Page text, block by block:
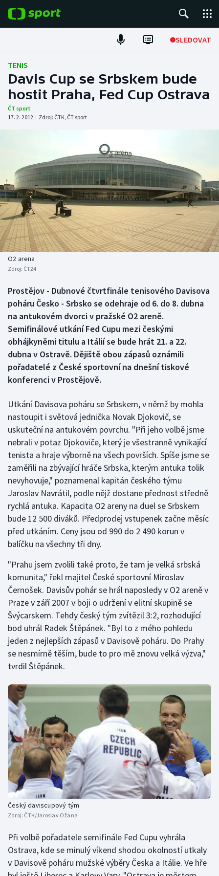
SLEDOVAT
Fotbal
Hokej
Tenis
DALŠÍ SPORTY
Americký fotbal
Baseball a softbal
Basketbal
Biatlon
Boby a skeleton
Box
Curling
Dostihy
Futsal
Golf
Gymnastika
Házená
Jezdectví
Judo
Lezení
Lyže a snowboard
Moderní pětiboj
Motorsport
Olympijské hry
Parasport
Plavání
Plážový volejbal
Ragby
Rychlobruslení
Rychlostní kanoistika
Short track
Sportovní střelba
NEPŘEHLÉDNĚTE
Soutěže
Historické návraty
Aplikace ČT sport
AZ kvíz
TENIS
Davis Cup se Srbskem bude
hostit Praha, Fed Cup Ostrava
ČT sport
17. 2. 2012 | Zdroj: ČTK, ČT sport
O2 arena
Zdroj: ČT24
Prostějov - Dubnové čtvrtfinále tenisového Davisova
poháru Česko - Srbsko se odehraje od 6. do 8. dubna
na antukovém dvorci v pražské O2 areně.
Semifinálové utkání Fed Cupu mezi českými
obhájkyněmi titulu a Itálií se bude hrát 21. a 22.
dubna v Ostravě. Dějiště obou zápasů oznámili
pořadatelé z České sportovní na dnešní tiskové
konferenci v Prostějově.
Utkání Davisova poháru se Srbskem, v němž by mohla
nastoupit i světová jednička Novak Djokovič, se
uskuteční na antukovém povrchu. "Při jeho volbě jsme
nebrali v potaz Djokoviče, který je všestranně vynikající
tenista a hraje výborně na všech površích. Spíše jsme se
zaměřili na zbývající hráče Srbska, kterým antuka tolik
nevyhovuje," poznamenal kapitán českého týmu
Jaroslav Navrátil, podle nějž dostane přednost středně
rychlá antuka. Kapacita O2 areny na duel se Srbskem
bude 12 500 diváků. Předprodej vstupenek začne měsíc
před utkáním. Ceny jsou od 990 do 2 490 korun v
balíčku na všechny tři dny.
"Prahu jsem zvolili také proto, že tam je velká srbská
komunita," řekl majitel České sportovní Miroslav
Černošek. Davisův pohár se hrál naposledy v O2 areně v
Praze v září 2007 v boji o udržení v elitní skupině se
Švýcarskem. Tehdy český tým zvítězil 3:2, rozhodující
bod uhrál Radek Štěpánek. "Byl to z mého pohledu
jeden z nejlepších zápasů v Davisově poháru. Do Prahy
se nesmírně těším, bude to pro mě znovu velká výzva,"
tvrdil Štěpánek.
Český daviscupový tým
Zdroj: ČTK/Jaroslav Ožana
Při volbě pořadatele semifinále Fed Cupu vyhrála
Ostrava, kde se minulý víkend shodou okolností utkaly
v Davisově poháru mužské výběry Česka a Itálie. Ve hře